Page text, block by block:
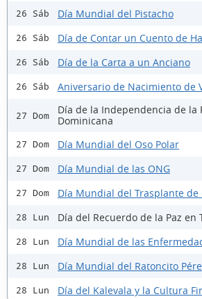
26 Sáb Día Mundial del Pistacho
26 Sáb Día de Contar un Cuento de
26 Sáb Día de la Carta a un Anciano
26 Sáb Aniversario de Nacimiento de
27 Dom
Día de la Independencia de la
Dominicana
27 Dom Día Mundial del Oso Polar
27 Dom Día Mundial de las ONG
27 Dom Día Mundial del Trasplante de
28 Lun Día del Recuerdo de la Paz en
28 Lun Día Mundial de las
28 Lun Día Mundial del Ratoncito
28 Lun Día del Kalevala y la Cultura